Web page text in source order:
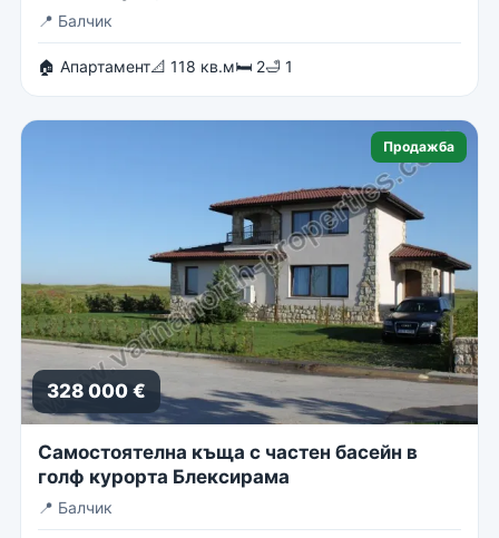
📍 Балчик
🏠 Апартамент📐 118 кв.м🛏 2🛁 1
Продажба
328 000 €
Самостоятелна къща с частен басейн в
голф курорта Блексирама
📍 Балчик